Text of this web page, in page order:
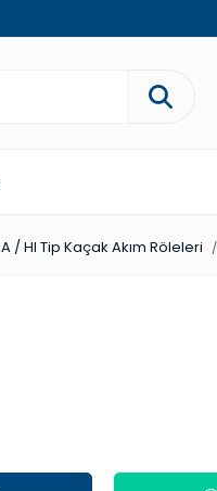
/ HI Tip Kaçak Akım Röleleri